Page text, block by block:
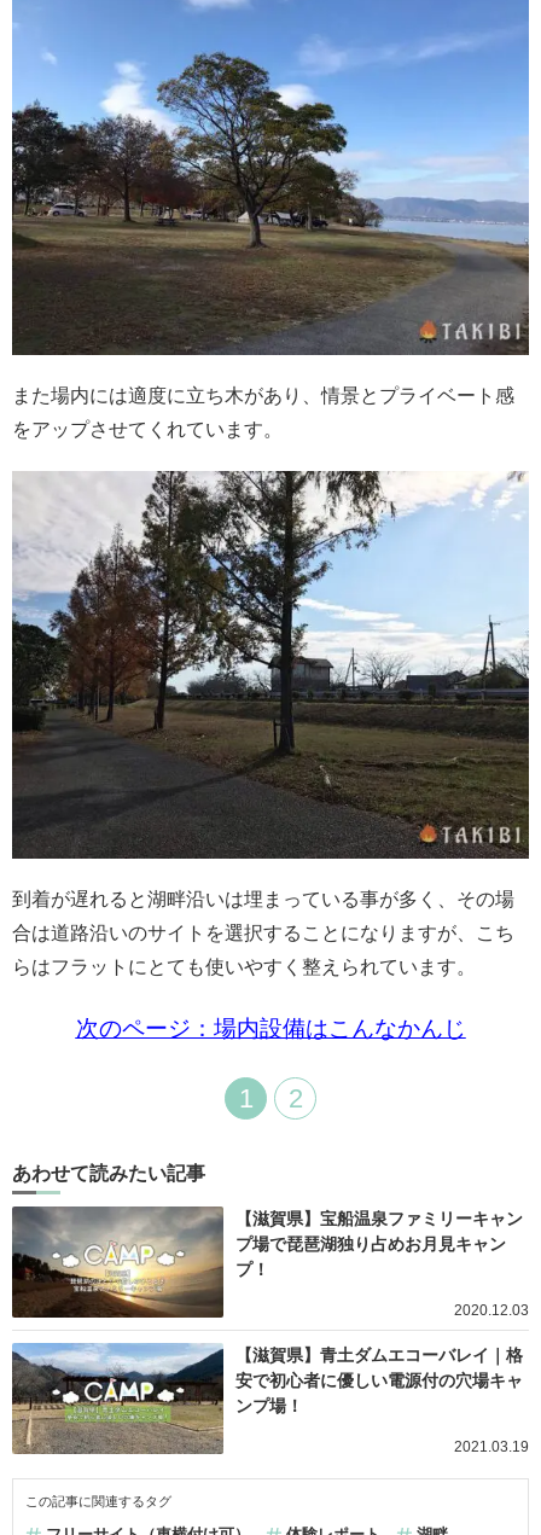
また場内には適度に立ち木があり、情景とプライベート感
をアップさせてくれています。
到着が遅れると湖畔沿いは埋まっている事が多く、その場
合は道路沿いのサイトを選択することになりますが、こち
らはフラットにとても使いやすく整えられています。
次のページ：場内設備はこんなかんじ
1 2
あわせて読みたい記事
【滋賀県】宝船温泉ファミリーキャン
プ場で琵琶湖独り占めお月見キャン
プ！
2020.12.03
【滋賀県】青土ダムエコーバレイ｜格
安で初心者に優しい電源付の穴場キャ
ンプ場！
2021.03.19
この記事に関連するタグ